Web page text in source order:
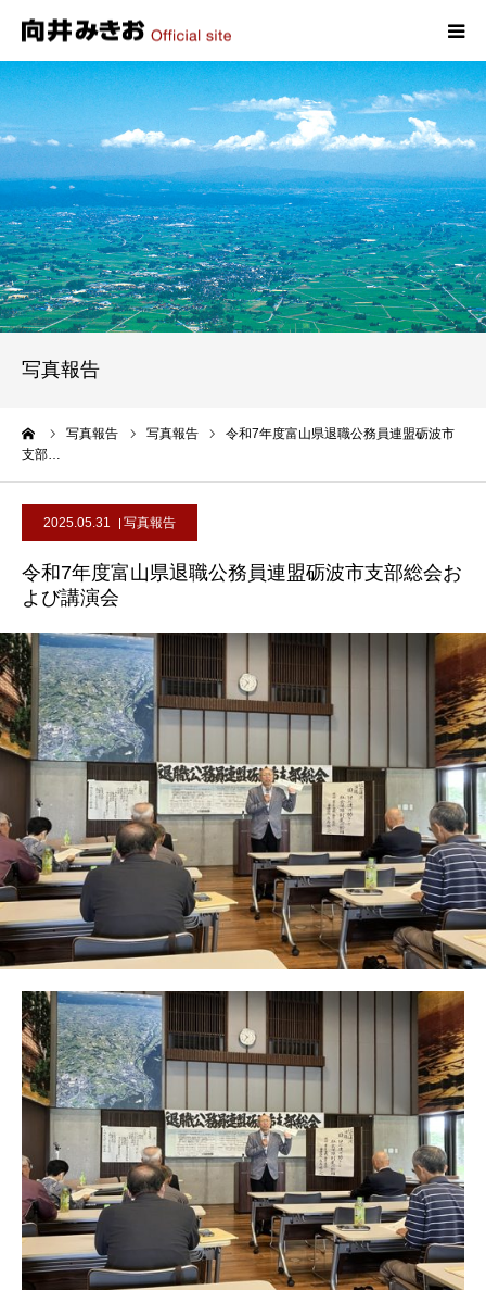
写真報告
写真報告 写真報告
令和7年度富山県退職公務員連盟砺波市
支部…
2025.05.31 写真報告
令和7年度富山県退職公務員連盟砺波市支部総会お
よび講演会
HOME
プロフィール
政策
活動報告